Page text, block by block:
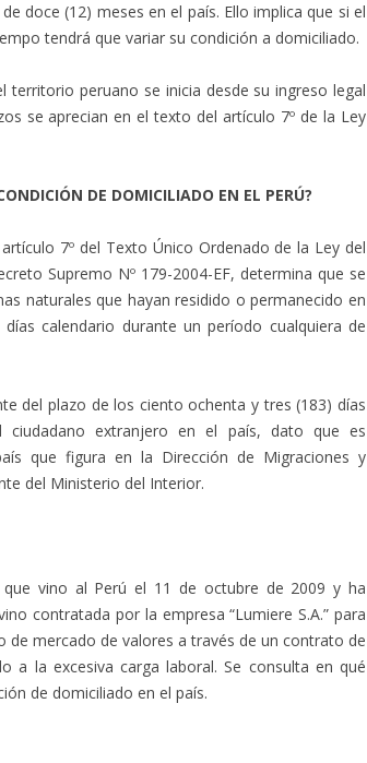
doce (12) meses en el país. Ello implica que si el
tendrá que variar su condición a domiciliado.
territorio peruano se inicia desde su ingreso legal
se aprecian en el texto del artículo 7º de la Ley
DE DOMICILIADO EN EL PERÚ?
7º del Texto Único Ordenado de la Ley del
Supremo Nº 179-2004-EF, determina que se
naturales que hayan residido o permanecido en
calendario durante un período cualquiera de
del plazo de los ciento ochenta y tres (183) días
extranjero en el país, dato que es
que figura en la Dirección de Migraciones y
del Ministerio del Interior.
vino al Perú el 11 de octubre de 2009 y ha
contratada por la empresa “Lumiere S.A.” para
de mercado de valores a través de un contrato de
a la excesiva carga laboral. Se consulta en qué
de domiciliado en el país.